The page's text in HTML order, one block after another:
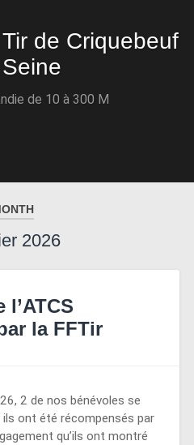
de Criquebeuf
de 10 à 300 M
2026
la FFTir
2 de nos bénévoles se
ont été récompensés par
qu’ils ont montré